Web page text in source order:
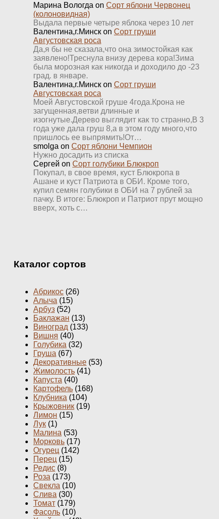
Марина Вологда on Сорт яблони Червонец
(колоновидная)
Выдала первые четыре яблока через 10 лет
Валентина,г.Минск on Сорт груши
Августовская роса
Да,я бы не сказала,что она зимостойкая как
заявлено!Треснула внизу дерева кора!Зима
была морозная как никогда и доходило до -23
град. в январе.
Валентина,г.Минск on Сорт груши
Августовская роса
Моей Августовской груше 4года.Крона не
загущенная,ветви длинные и
изогнутые.Дерево выглядит как то странно,В 3
года уже дала груш 8,а в этом году много,что
пришлось ее выпрямить!От…
smolga on Сорт яблони Чемпион
Нужно досадить из списка
Сергей on Сорт голубики Блюкроп
Покупал, в свое время, куст Блюкропа в
Ашане и куст Патриота в ОБИ. Кроме того,
купил семян голубики в ОБИ на 7 рублей за
пачку. В итоге: Блюкроп и Патриот прут мощно
вверх, хоть с…
Каталог сортов
Абрикос (26)
Алыча (15)
Арбуз (52)
Баклажан (13)
Виноград (133)
Вишня (40)
Голубика (32)
Груша (67)
Декоративные (53)
Жимолость (41)
Капуста (40)
Картофель (168)
Клубника (104)
Крыжовник (19)
Лимон (15)
Лук (1)
Малина (53)
Морковь (17)
Огурец (142)
Перец (15)
Редис (8)
Роза (173)
Свекла (10)
Слива (30)
Томат (179)
Фасоль (10)